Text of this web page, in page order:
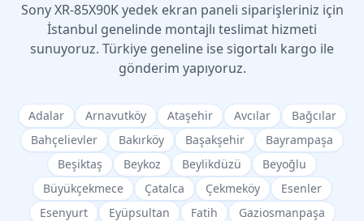
Sony XR-85X90Kyedek ekran paneli siparişleriniz için
İstanbul genelinde montajlı teslimat hizmeti
sunuyoruz. Türkiye geneline ise sigortalı kargo ile
gönderim yapıyoruz.
Adalar Arnavutköy Ataşehir Avcılar
Bağcılar
Bahçelievler
Bakırköy Başakşehir
Bayrampaşa
Beşiktaş
Beykoz Beylikdüzü
Beyoğlu
Büyükçekmece
Çatalca Çekmeköy
Esenler
Esenyurt
Eyüpsultan Fatih
Gaziosmanpaşa